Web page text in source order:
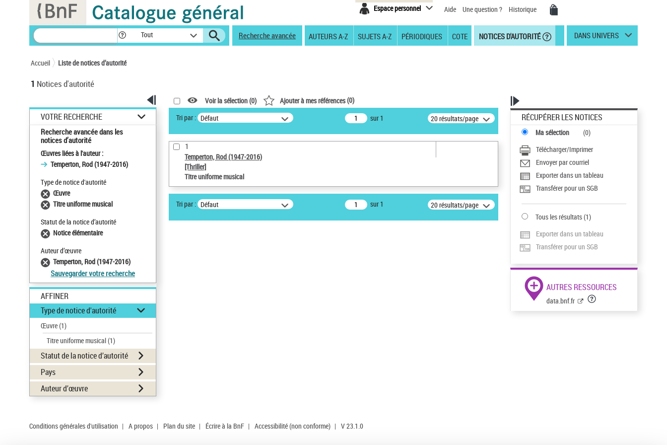
Espace personnel Aide Une question ? Historique
Tout Recherche avancée AUTEURS A-Z SUJETS A-Z PÉRIODIQUES COTE NOTICES D'AUTORITÉ DANS UNIVERS
Accueil Liste de notices d’autorité
1 Notices d'autorité
VOTRE RECHERCHE
Recherche avancée dans les
notices d’autorité
Œuvres liées à l'auteur :
Temperton, Rod (1947-2016)
Type de notice d'autorité
Œuvre
Titre uniforme musical
Statut de la notice d’autorité
Notice élémentaire
Auteur d’œuvre
Temperton, Rod (1947-2016)
Sauvegarder votre recherche
AFFINER
Type de notice d'autorité
Œuvre(1)
Titre uniforme musical(1)
Statut de la notice d’autorité
Pays
Auteur d’œuvre
Voir la sélection (0) Ajouter à mes références(0)
Tri par : Défaut sur 1 20 résultats/page
1
Temperton, Rod (1947-2016)
[Thriller]
Titre uniforme musical
Tri par : Défaut sur 1 20 résultats/page
RÉCUPÉRER LES NOTICES
Ma sélection (0)
Télécharger/Imprimer
Envoyer par courriel
Exporter dans un tableau
Transférer pour un SGB
Tous les résultats(1)
Exporter dans un tableau
Transférer pour un SGB
AUTRES RESSOURCES
data.bnf.fr
Conditions générales d'utilisation | A propos | Plan du site | Écrire à la BnF | Accessibilité (non conforme) | V 23.1.0
Panneau de gestion des cookies